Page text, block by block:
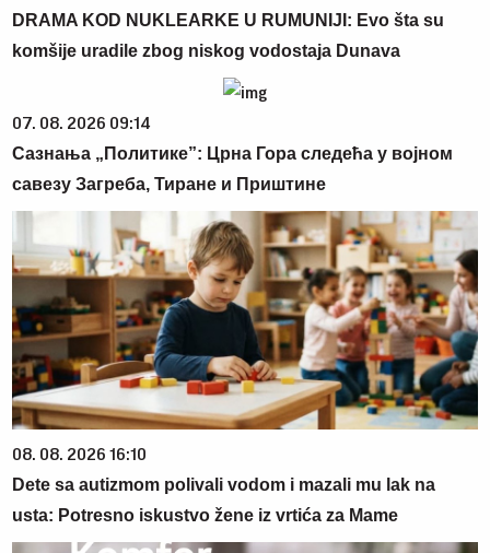
DRAMA KOD NUKLEARKE U RUMUNIJI: Evo šta su
komšije uradile zbog niskog vodostaja Dunava
07. 08. 2026 09:14
Сазнања „Политике”: Црна Гора следећа у војном
савезу Загреба, Тиране и Приштине
08. 08. 2026 16:10
Dete sa autizmom polivali vodom i mazali mu lak na
usta: Potresno iskustvo žene iz vrtića za Mame